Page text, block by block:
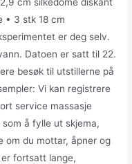
• 3 stk 18 cm
er deg selv.
Datoen er satt til 22.
besøk til utstillerne på
Vi kan registrere
service massasje
å fylle ut skjema,
om du mottar, åpner og
fortsatt lange,